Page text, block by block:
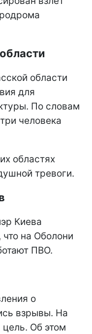
области
для
По словам
человека
областях
тревоги.
Киева
на Оболони
ПВО.
о
взрывы. На
цель. Об этом